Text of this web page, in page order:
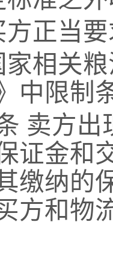
方正当
家相关粮
中限制
卖方出
证金和
缴纳的
方和物